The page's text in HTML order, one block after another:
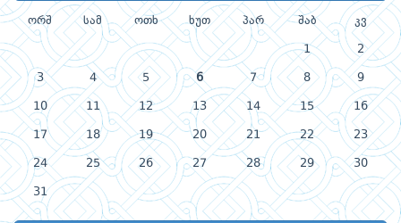
ორშ სამ ოთხ ხუთ პარ შაბ კვ
1 2
3 4 5 6 7 8 9
10 11 12 13 14 15 16
17 18 19 20 21 22 23
24 25 26 27 28 29 30
31